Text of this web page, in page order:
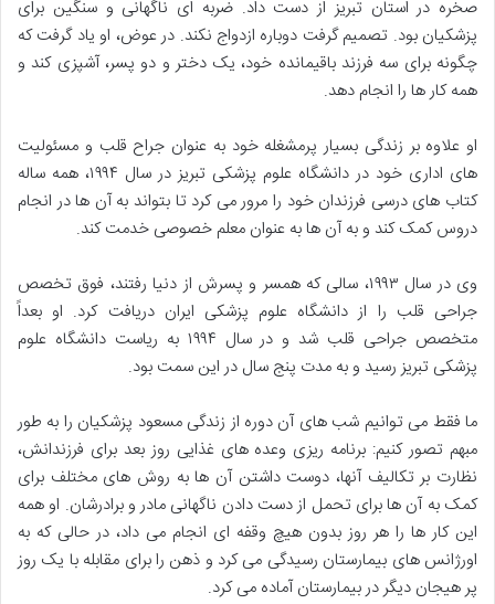
صخره در استان تبریز از دست داد. ضربه ای ناگهانی و سنگین برای
پزشکیان بود. تصمیم گرفت دوباره ازدواج نکند. در عوض، او یاد گرفت که
چگونه برای سه فرزند باقیمانده خود، یک دختر و دو پسر، آشپزی کند و
همه کار ها را انجام دهد.
او علاوه بر زندگی بسیار پرمشغله خود به عنوان جراح قلب و مسئولیت
های اداری خود در دانشگاه علوم پزشکی تبریز در سال ۱۹۹۴، همه ساله
کتاب های درسی فرزندان خود را مرور می کرد تا بتواند به آن ها در انجام
دروس کمک کند و به آن ها به عنوان معلم خصوصی خدمت کند.
وی در سال ۱۹۹۳، سالی که همسر و پسرش از دنیا رفتند، فوق تخصص
جراحی قلب را از دانشگاه علوم پزشکی ایران دریافت کرد. او بعداً
متخصص جراحی قلب شد و در سال ۱۹۹۴ به ریاست دانشگاه علوم
پزشکی تبریز رسید و به مدت پنج سال در این سمت بود.
ما فقط می توانیم شب های آن دوره از زندگی مسعود پزشکیان را به طور
مبهم تصور کنیم: برنامه ریزی وعده های غذایی روز بعد برای فرزندانش،
نظارت بر تکالیف آنها، دوست داشتن آن ها به روش های مختلف برای
کمک به آن ها برای تحمل از دست دادن ناگهانی مادر و برادرشان. او همه
این کار ها را هر روز بدون هیچ وقفه ای انجام می داد، در حالی که به
اورژانس های بیمارستان رسیدگی می کرد و ذهن را برای مقابله با یک روز
پر هیجان دیگر در بیمارستان آماده می کرد.